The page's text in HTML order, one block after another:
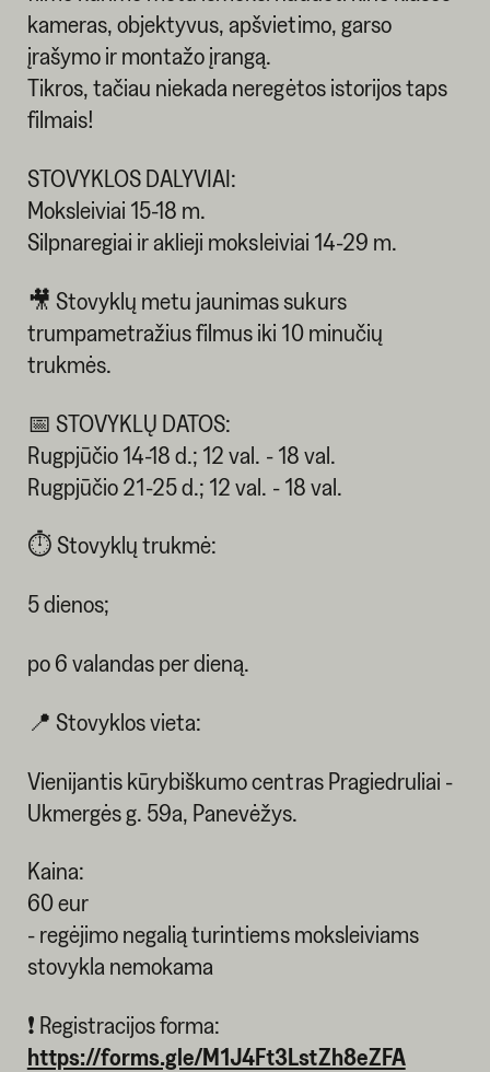
kameras, objektyvus, apšvietimo, garso
įrašymo ir montažo įrangą.
Tikros, tačiau niekada neregėtos istorijos taps
filmais!
STOVYKLOS DALYVIAI:
Moksleiviai 15-18 m.
Silpnaregiai ir aklieji moksleiviai 14-29 m.
🎥 Stovyklų metu jaunimas sukurs
trumpametražius filmus iki 10 minučių
trukmės.
📅 STOVYKLŲ DATOS:
Rugpjūčio 14-18 d.; 12 val. - 18 val.
Rugpjūčio 21-25 d.; 12 val. - 18 val.
⏱ Stovyklų trukmė:
5 dienos;
po 6 valandas per dieną.
📍 Stovyklos vieta:
Vienijantis kūrybiškumo centras Pragiedruliai -
Ukmergės g. 59a, Panevėžys.
Kaina:
60 eur
- regėjimo negalią turintiems moksleiviams
stovykla nemokama
❗ Registracijos forma:
https://forms.gle/M1J4Ft3LstZh8eZFA